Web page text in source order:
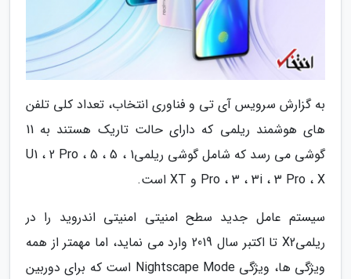
به گزارش سرویس آی تی و فناوری انتخاب، تعداد کلی تلفن
های هوشمند ریلمی که دارای حالت تاریک هستند به 11
گوشی می رسد که شامل گوشی ریلمی1 ، U1 ، 2 Pro ، 5 ، 5
Pro ، 3 ، 3i ، 3 Pro ، X و XT است.
سیستم عامل جدید سطح امنیتی امنیتی اندروید را در
ریلمیX2 تا اکتبر سال 2019 وارد می نماید، اما مهمتر از همه
ویژگی ها، ویژگی Nightscape Mode است که برای دوربین